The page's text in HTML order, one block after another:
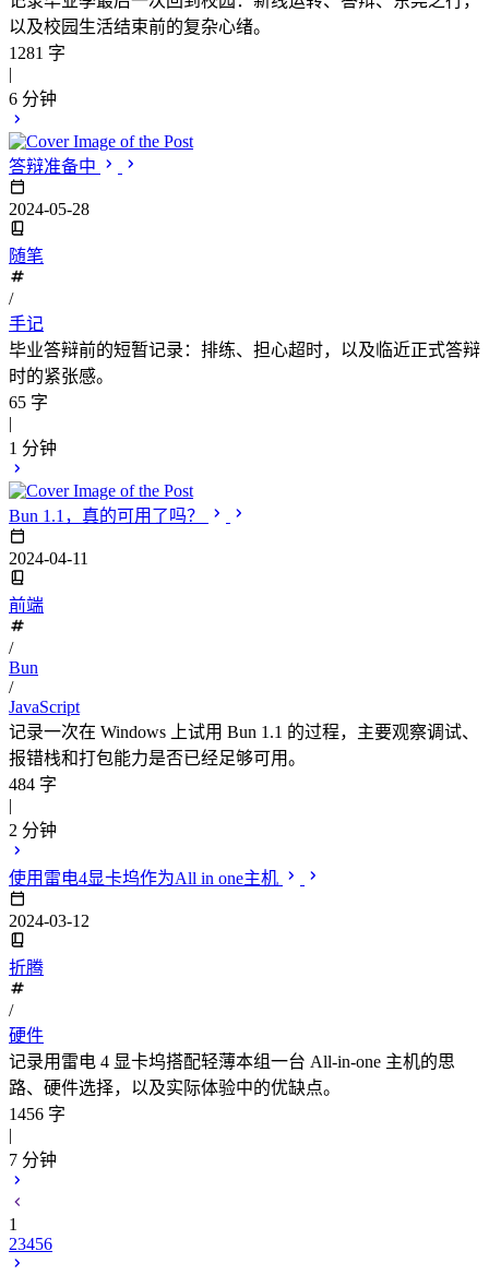
以及校园生活结束前的复杂心绪。
1281 字
|
6 分钟
答辩准备中
2024-05-28
随笔
/
手记
毕业答辩前的短暂记录：排练、担心超时，以及临近正式答辩
时的紧张感。
65 字
|
1 分钟
Bun 1.1，真的可用了吗？
2024-04-11
前端
/
Bun
/
JavaScript
记录一次在 Windows 上试用 Bun 1.1 的过程，主要观察调试、
报错栈和打包能力是否已经足够可用。
484 字
|
2 分钟
使用雷电4显卡坞作为All in one主机
2024-03-12
折腾
/
硬件
记录用雷电 4 显卡坞搭配轻薄本组一台 All-in-one 主机的思
路、硬件选择，以及实际体验中的优缺点。
1456 字
|
7 分钟
1
23456